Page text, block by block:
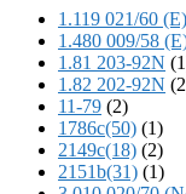
1.119 021/60 (E)
1.480 009/58
1.81 203-92N
1.82 202-92N
11-79 (2)
1786c(50) (1)
2149c(18) (2)
2151b(31) (1)